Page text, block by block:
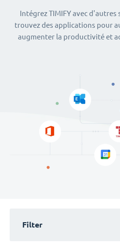
Intégrez TIMIFY avec d'autres
trouvez des applications pour
augmenter la productivité et
Filter